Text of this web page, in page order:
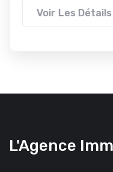
Voir Les Détails
L'Agence